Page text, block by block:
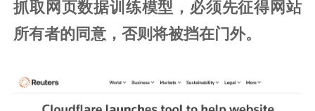
抓取网页数据训练模型，必须先征得网站
所有者的同意，否则将被挡在门外。